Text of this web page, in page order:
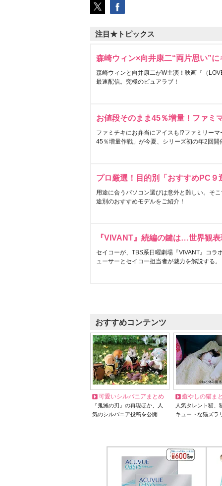
注目★トピックス
森崎ウィン×向井康二“両片思い”
森崎ウィンと向井康二がW主演！映画『（
最速配信。究極のピュアラブ！
お値段そのまま45％増量！ファミ
ファミチキにお弁当にアイスも!?ファミリー
45％増量作戦」が今夏、シリーズ初の年2回開
プロ厳選！目的別「おすすめPC９
用途に合うパソコン選びは意外と難しい。そ
途別のおすすめモデルをご紹介！
『VIVANT』続編の鍵は…世界観
セイコーが、TBS系日曜劇場『VIVANT』コラ
ューサーとセイコー担当者が魅力を解説する。
おすすめコンテンツ
可愛いシルバニアまとめ
『鬼滅の刃』の再現ほか、人
気のシルバニア投稿を公開
癒やしの猫ま
人気タレント猫
キュートな猫ズラ